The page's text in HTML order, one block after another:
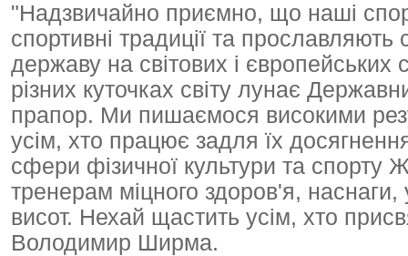
"Надзвичайно приємно, що наші
спортивні традиції та
державу на світових і
різних куточках світу лунає
прапор. Ми пишаємося високими
усім, хто працює задля їх
сфери фізичної культури та
тренерам міцного здоров'я, наснаги,
висот. Нехай щастить усім, хто
Володимир Ширма.